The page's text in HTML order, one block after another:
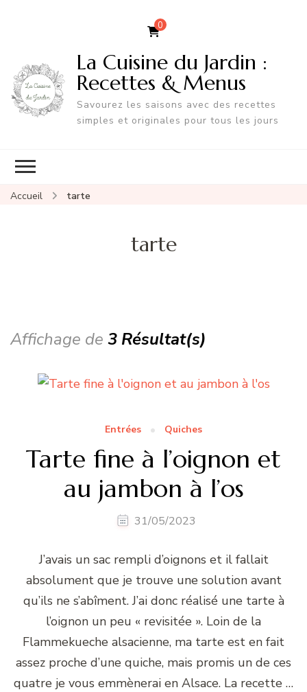
0
La Cuisine du Jardin :
Recettes & Menus
Savourez les saisons avec des recettes
simples et originales pour tous les jours
Accueil tarte
tarte
Affichage de 3 Résultat(s)
Entrées Quiches
Tarte fine à l’oignon et
au jambon à l’os
31/05/2023
J’avais un sac rempli d’oignons et il fallait
absolument que je trouve une solution avant
qu’ils ne s’abîment. J’ai donc réalisé une tarte à
l’oignon un peu « revisitée ». Loin de la
Flammekueche alsacienne, ma tarte est en fait
assez proche d’une quiche, mais promis un de ces
quatre je vous emmènerai en Alsace. La recette …